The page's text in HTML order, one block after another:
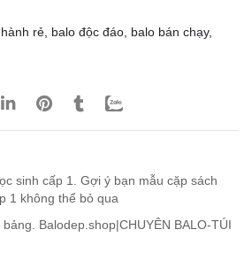
rẻ balo độc đáo balo bán chạy,
sinh cấp 1. Gợi ý bạn mẫu cặp sách
1 không thể bỏ qua
Balodep.shop|CHUYÊN BALO-TÚI